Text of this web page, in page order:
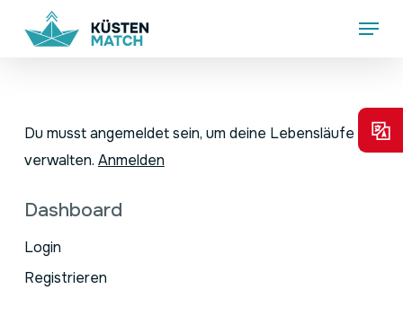
Menu
Du musst angemeldet sein, um deine Lebensläufe zu
verwalten. Anmelden
Dashboard
Login
Registrieren